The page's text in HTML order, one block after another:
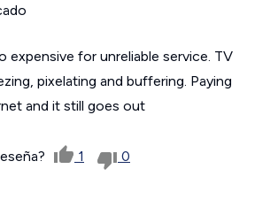
expensive for unreliable service. TV
pixelating and buffering. Paying
and it still goes out
1 0